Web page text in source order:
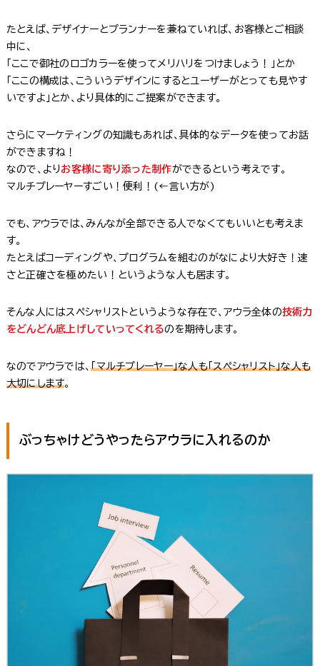
たとえば、デザイナーとプランナーを兼ねていれば、お客様とご相談
中に、
「ここで御社のロゴカラーを使ってメリハリをつけましょう！」とか
「ここの構成は、こういうデザインにするとユーザーがとっても見やす
いですよ」とか、より具体的にご提案ができます。
さらにマーケティングの知識もあれば、具体的なデータを使ってお話
ができますね！
なので、よりお客様に寄り添った制作ができるという考えです。
マルチプレーヤーすごい！便利！(←言い方が)
でも、アウラでは、みんなが全部できる人でなくてもいいとも考えま
す。
たとえばコーディングや、プログラムを組むのがなにより大好き！速
さと正確さを極めたい！というような人も居ます。
そんな人にはスペシャリストというような存在で、アウラ全体の技術力
をどんどん底上げしていってくれるのを期待します。
なのでアウラでは、「マルチプレーヤー」な人も「スペシャリスト」な人も
大切にします。
ぶっちゃけどうやったらアウラに入れるのか